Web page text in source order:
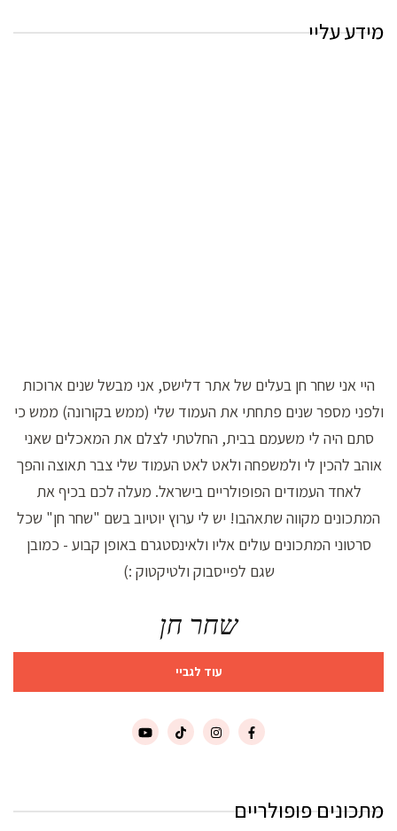
מידע עליי
היי אני שחר חן בעלים של אתר דלישס, אני מבשל שנים ארוכות
ולפני מספר שנים פתחתי את העמוד שלי (ממש בקורונה) ממש כי
סתם היה לי משעמם בבית, החלטתי לצלם את המאכלים שאני
אוהב להכין לי ולמשפחה ולאט לאט העמוד שלי צבר תאוצה והפך
לאחד העמודים הפופולריים בישראל. מעלה לכם בכיף את
המתכונים מקווה שתאהבו! יש לי ערוץ יוטיוב בשם "שחר חן" שכל
סרטוני המתכונים עולים אליו ולאינסטגרם באופן קבוע - כמובן
שגם לפייסבוק ולטיקטוק :)
שחר חן
עוד לגביי
מתכונים פופולריים